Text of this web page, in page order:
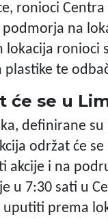
ronioci
na
lokacija
te
će se u
definirane
održat će
akcije i na
u 7:30 sati u
prema